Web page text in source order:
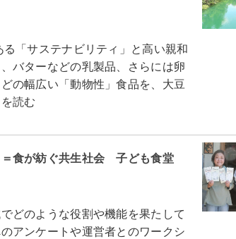
サステナビリティ」と高い親和
バターなどの乳製品、さらには卵
の幅広い「動物性」食品を、大豆
読む
＝食が紡ぐ共生社会 子ども食堂
どのような役割や機能を果たして
アンケートや運営者とのワークシ